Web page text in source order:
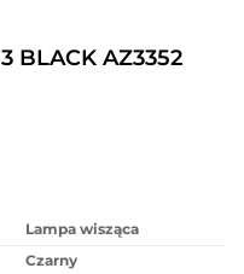
BLACK AZ3352
Lampa wisząca
Czarny